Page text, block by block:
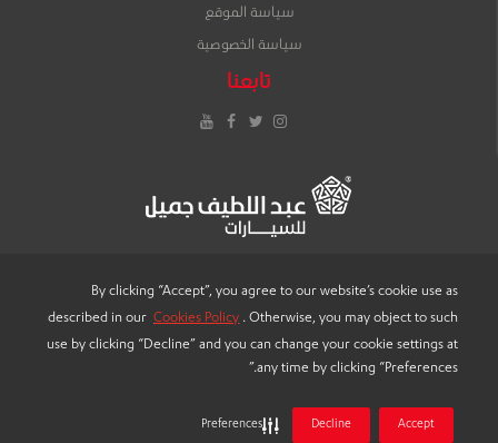
By clicking “Accept”, you agree to our website’s cookie use as
described in our Cookies Policy . Otherwise, you may object to such
use by clicking “Decline” and you can change your cookie settings at
any time by clicking “Preferences.”
Accept
Decline
Preferences
سياسة الموقع
سياسة الخصوصية
تابعنا
LANGUAGE